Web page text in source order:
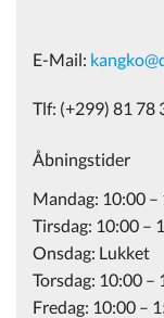
E-Mail:
Tlf: (+299) 81 78
Åbningstider
Mandag: 10:00 –
Tirsdag: 10:00 –
Onsdag: Lukket
Torsdag: 10:00 –
Fredag: 10:00 –